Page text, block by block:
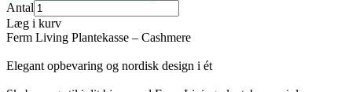
Antal
Læg i kurv
Ferm Living Plantekasse – Cashmere
Elegant opbevaring og nordisk design i ét